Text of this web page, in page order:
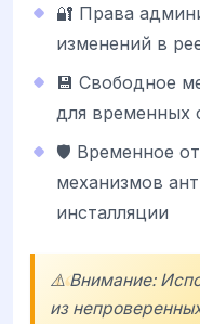
🔐 Права
изменений в
💾 Свободное
для временных
🛡️ Временное
механизмов
инсталляции
⚠️ Внимание:
из